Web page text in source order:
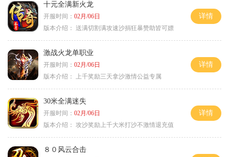
十元全满新火龙
开服时间： 02月/06日
版本介绍： 送满切割满攻速沙捐狂暴赞助皆可嫖
详情
激战火龙单职业
开服时间： 02月/06日
版本介绍：
上千奖励三天拿沙激情公益专属
详情
30米全满迷失
开服时间： 02月/06日
版本介绍： 攻沙奖励上千大米打沙不激情退充值
详情
８０风云合击